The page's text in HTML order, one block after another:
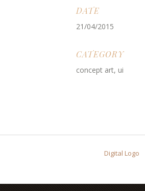
DATE
21/04/2015
CATEGORY
concept art, ui
Digital Logo